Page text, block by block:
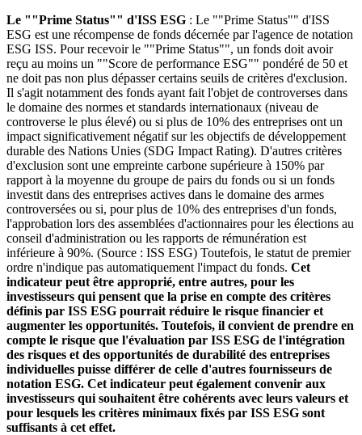
Le ""Prime Status"" d'ISS ESG : Le ""Prime Status"" d'ISS
ESG est une récompense de fonds décernée par l'agence de notation
ESG ISS. Pour recevoir le ""Prime Status"", un fonds doit avoir
reçu au moins un ""Score de performance ESG"" pondéré de 50 et
ne doit pas non plus dépasser certains seuils de critères d'exclusion.
Il s'agit notamment des fonds ayant fait l'objet de controverses dans
le domaine des normes et standards internationaux (niveau de
controverse le plus élevé) ou si plus de 10% des entreprises ont un
impact significativement négatif sur les objectifs de développement
durable des Nations Unies (SDG Impact Rating). D'autres critères
d'exclusion sont une empreinte carbone supérieure à 150% par
rapport à la moyenne du groupe de pairs du fonds ou si un fonds
investit dans des entreprises actives dans le domaine des armes
controversées ou si, pour plus de 10% des entreprises d'un fonds,
l'approbation lors des assemblées d'actionnaires pour les élections au
conseil d'administration ou les rapports de rémunération est
inférieure à 90%. (Source : ISS ESG) Toutefois, le statut de premier
ordre n'indique pas automatiquement l'impact du fonds. Cet
indicateur peut être approprié, entre autres, pour les
investisseurs qui pensent que la prise en compte des critères
définis par ISS ESG pourrait réduire le risque financier et
augmenter les opportunités. Toutefois, il convient de prendre en
compte le risque que l'évaluation par ISS ESG de l'intégration
des risques et des opportunités de durabilité des entreprises
individuelles puisse différer de celle d'autres fournisseurs de
notation ESG. Cet indicateur peut également convenir aux
investisseurs qui souhaitent être cohérents avec leurs valeurs et
pour lesquels les critères minimaux fixés par ISS ESG sont
suffisants à cet effet.